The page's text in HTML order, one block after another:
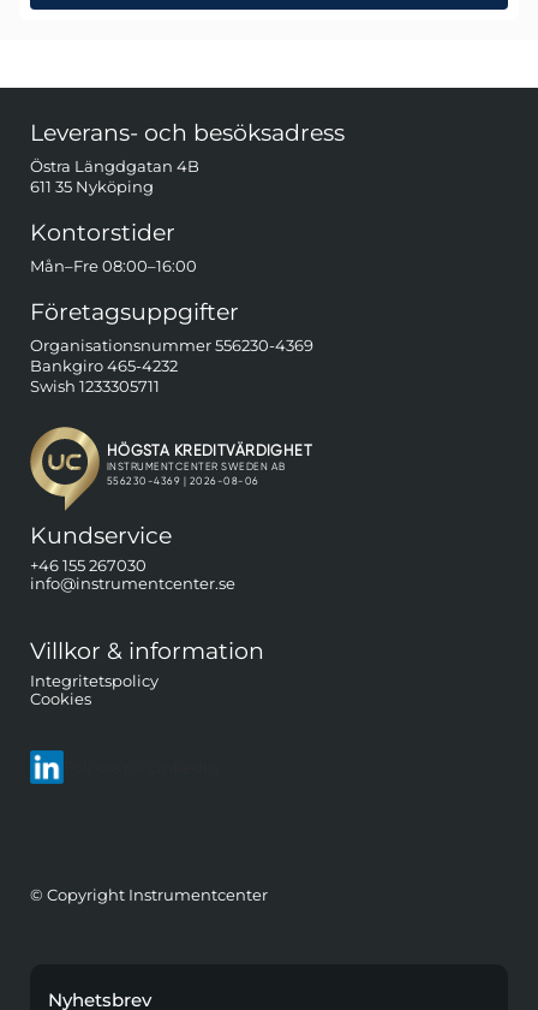
Leverans- och besöksadress
Östra Längdgatan 4B
611 35 Nyköping
Kontorstider
Mån–Fre 08:00–16:00
Företagsuppgifter
Organisationsnummer 556230-4369
Bankgiro 465-4232
Swish 1233305711
Kundservice
+46 155 267030
info@instrumentcenter.se
Villkor & information
Integritetspolicy
Cookies
© Copyright Instrumentcenter
Nyhetsbrev